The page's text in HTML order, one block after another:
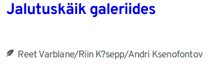
Jalutuskäik galeriides
Reet Varblane/Riin K?sepp/Andri Ksenofontov